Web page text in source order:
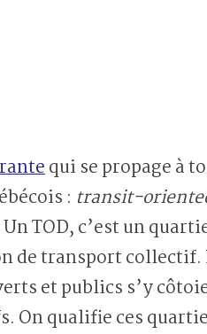
qui se propage à
: transit-
TOD, c’est un
de transport
et publics s’y
On qualifie ces